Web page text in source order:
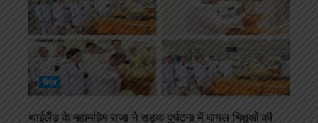
विदेश
थाईलैंड के महामहिम राजा ने सड़क दुर्घटना में घायल भिक्षुओं की